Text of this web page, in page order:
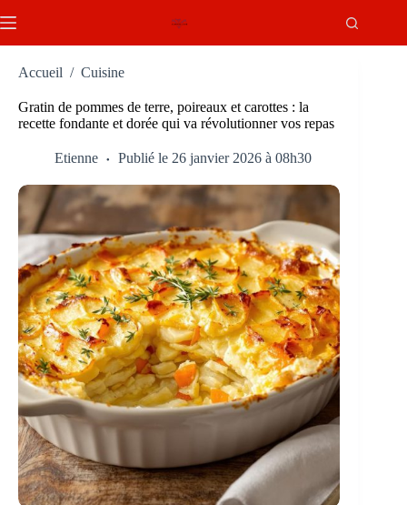
au
Accueil / Cuisine
Gratin de pommes de terre, poireaux et carottes : la
recette fondante et dorée qui va révolutionner vos repas
Etienne Publié le 26 janvier 2026 à 08h30